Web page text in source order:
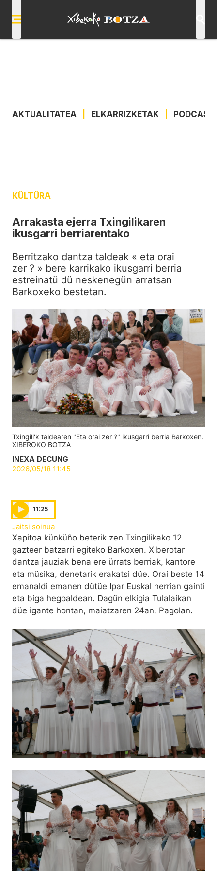
AKTUALITATEA ELKARRIZKETAK
KÜLTÜRA
Arrakasta ejerra Txingilikaren
ikusgarri berriarentako
Berritzako dantza taldeak « eta orai
zer ? » bere karrikako ikusgarri berria
estreinatü dü neskenegün arratsan
Barkoxeko bestetan.
Txingili'k taldearen "Eta orai zer ?" ikusgarri berria Barkoxen.
XIBEROKO BOTZA
INEXA DECUNG
2026/05/18 11:45
11:25
Jaitsi soinua
Xapitoa künküño beterik zen Txingilikako 12
gazteer batzarri egiteko Barkoxen. Xiberotar
dantza jauziak bena ere ürrats berriak, kantore
eta müsika, denetarik erakatsi düe. Orai beste 14
emanaldi emanen dütüe Ipar Euskal herrian gainti
eta biga hegoaldean. Dagün elkigia Tulalaikan
düe igante hontan, maiatzaren 24an, Pagolan.